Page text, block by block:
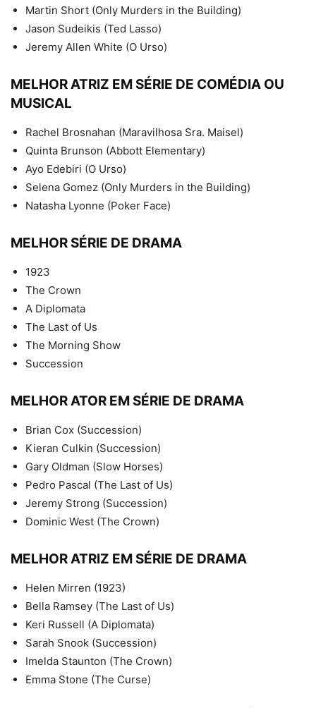
Martin Short (Only Murders in the Building)
Jason Sudeikis (Ted Lasso)
Jeremy Allen White (O Urso)
MELHOR ATRIZ EM SÉRIE DE COMÉDIA OU
MUSICAL
Rachel Brosnahan (Maravilhosa Sra. Maisel)
Quinta Brunson (Abbott Elementary)
Ayo Edebiri (O Urso)
Selena Gomez (Only Murders in the Building)
Natasha Lyonne (Poker Face)
MELHOR SÉRIE DE DRAMA
1923
The Crown
A Diplomata
The Last of Us
The Morning Show
Succession
MELHOR ATOR EM SÉRIE DE DRAMA
Brian Cox (Succession)
Kieran Culkin (Succession)
Gary Oldman (Slow Horses)
Pedro Pascal (The Last of Us)
Jeremy Strong (Succession)
Dominic West (The Crown)
MELHOR ATRIZ EM SÉRIE DE DRAMA
Helen Mirren (1923)
Bella Ramsey (The Last of Us)
Keri Russell (A Diplomata)
Sarah Snook (Succession)
Imelda Staunton (The Crown)
Emma Stone (The Curse)